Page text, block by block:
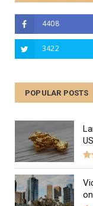
4408
3422
POPULAR POSTS